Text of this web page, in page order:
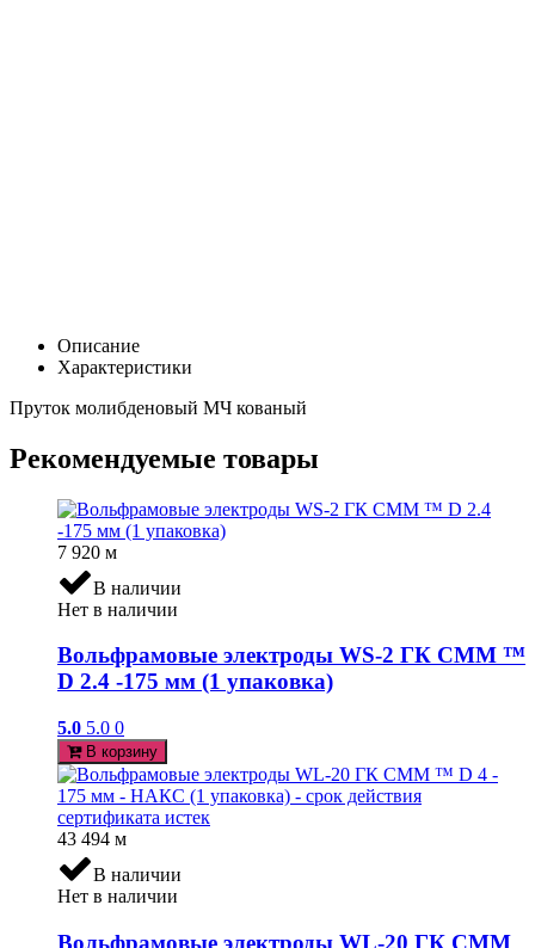
Описание
Характеристики
Пруток молибденовый МЧ кованый
Рекомендуемые товары
7 920 м
В наличии
Нет в наличии
Вольфрамовые электроды WS-2 ГК СММ ™
D 2.4 -175 мм (1 упаковка)
5.0 5.0 0
В корзину
43 494 м
В наличии
Нет в наличии
Вольфрамовые электроды WL-20 ГК СММ